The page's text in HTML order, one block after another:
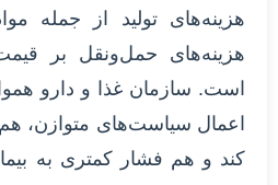
هزینه‌های تولید از جمله
هزینه‌های حمل‌ونقل بر قیمت
است. سازمان غذا و دارو
اعمال سیاست‌های متوازن،
کند و هم فشار کمتری به